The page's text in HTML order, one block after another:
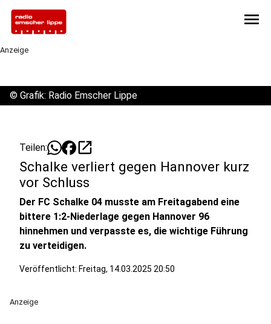
menu
Anzeige
© Grafik: Radio Emscher Lippe
Teilen: open_in_new
Schalke verliert gegen Hannover kurz
vor Schluss
Der FC Schalke 04 musste am Freitagabend eine
bittere 1:2-Niederlage gegen Hannover 96
hinnehmen und verpasste es, die wichtige Führung
zu verteidigen.
Veröffentlicht: Freitag, 14.03.2025 20:50
Anzeige